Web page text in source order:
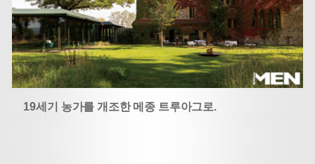
19세기 농가를 개조한 메종 트루아그로.